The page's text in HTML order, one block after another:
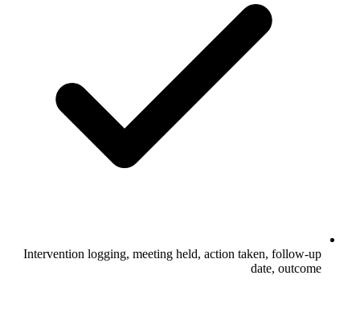
Intervention logging, meeting held, action taken, follow-up
date, outcome